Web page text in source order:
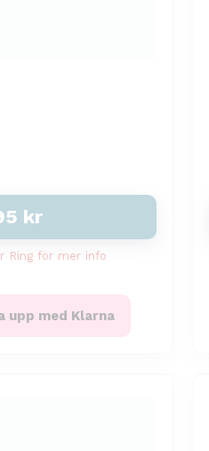
kr
Ring för mer info
upp med Klarna